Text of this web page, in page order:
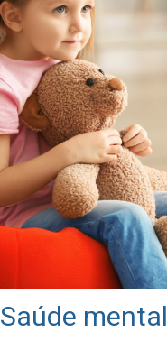
Saúde mental